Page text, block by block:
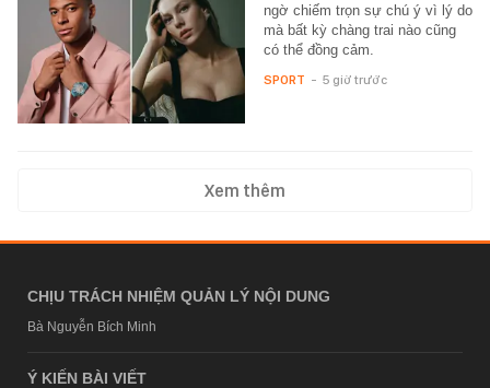
ngờ chiếm trọn sự chú ý vì lý do
mà bất kỳ chàng trai nào cũng
có thể đồng cảm.
SPORT - 5 giờ trước
Xem thêm
CHỊU TRÁCH NHIỆM QUẢN LÝ NỘI DUNG
Bà Nguyễn Bích Minh
Ý KIẾN BÀI VIẾT